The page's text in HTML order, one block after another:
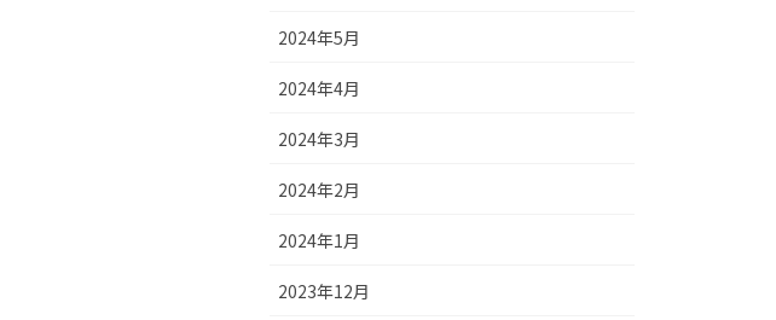
2024年5月
2024年4月
2024年3月
2024年2月
2024年1月
2023年12月